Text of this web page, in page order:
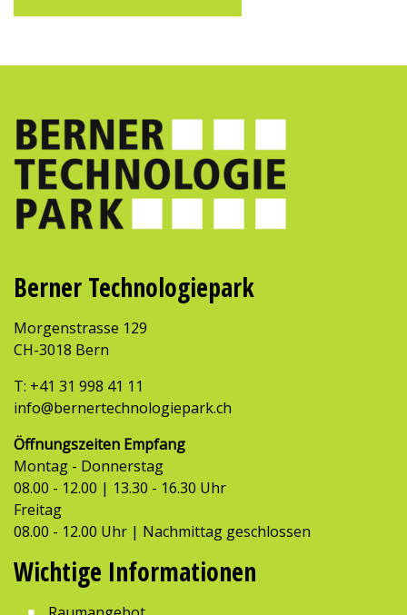
Berner Technologiepark
Morgenstrasse 129
CH-3018 Bern
T: +41 31 998 41 11
info@bernertechnologiepark.ch
Öffnungszeiten Empfang
Montag - Donnerstag
08.00 - 12.00 | 13.30 - 16.30 Uhr
Freitag
08.00 - 12.00 Uhr | Nachmittag geschlossen
Wichtige Informationen